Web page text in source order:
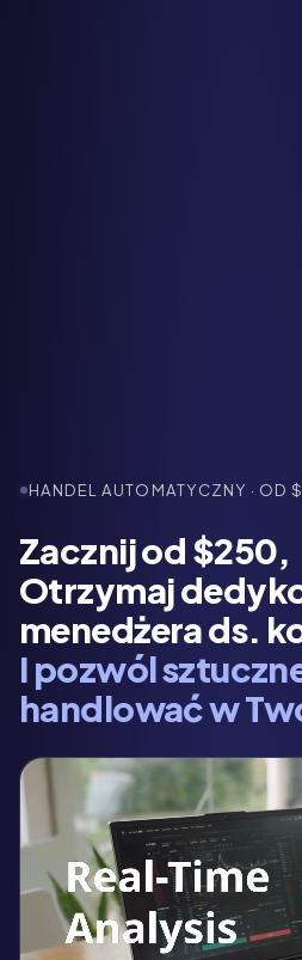
HANDEL AUTOMATYCZNY · OD
Zacznij od $250,
Otrzymaj
menedżera ds.
I pozwól
handlować w